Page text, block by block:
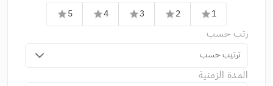
1
star
2
star
3
star
4
star
5
star
رتب حسب
ترتيب حسب
المدة الزمنية